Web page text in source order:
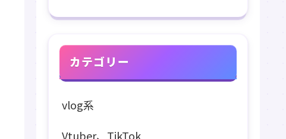
メンバーなどのプ
YouTubeチャンネ
カテゴリー
vlog系
Vtuber、TikTok